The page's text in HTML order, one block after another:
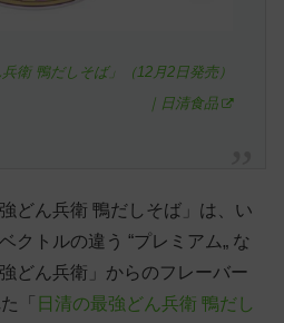
兵衛 鴨だしそば」（12月2日発売）
｜日清食品
どん兵衛 鴨だしそば」は、い
クトルの違う “プレミアム„ な
どん兵衛」からのフレーバー
「 日清の最強どん兵衛 鴨だし